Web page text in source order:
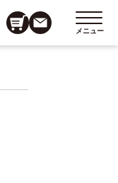
メニュー